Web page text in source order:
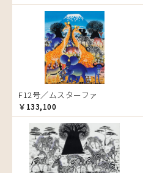
チーター
蝶
チンパンジー
動物たち
鳥
トカゲ
トンボ
日常
ニワトリ
バオバブの木
バッファロー
F12号／ムスターファ
￥133,100